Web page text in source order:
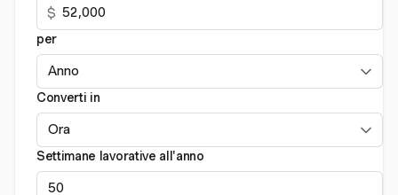
$
per
Converti in
Settimane lavorative all'anno